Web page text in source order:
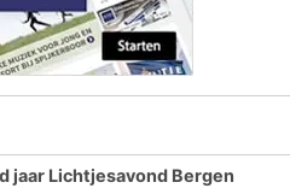
jaar Lichtjesavond Bergen